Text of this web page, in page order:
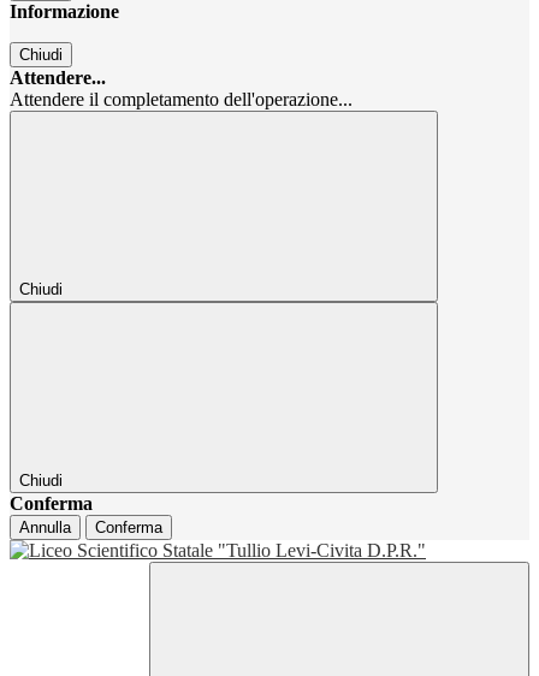
Informazione
Chiudi
Attendere...
Attendere il completamento dell'operazione...
Chiudi
Chiudi
Conferma
Annulla Conferma